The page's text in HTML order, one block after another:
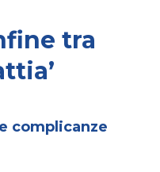
tra
complicanze